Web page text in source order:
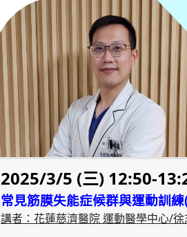
2025/3/5 (三) 12:50-
常見筋膜失能症候群與運動訓
講者：花蓮慈濟醫院 運動醫學中心/徐